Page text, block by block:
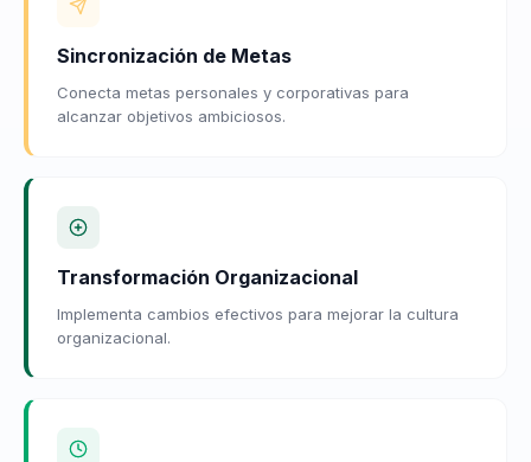
Sincronización de Metas
Conecta metas personales y corporativas para
alcanzar objetivos ambiciosos.
Transformación Organizacional
Implementa cambios efectivos para mejorar la cultura
organizacional.